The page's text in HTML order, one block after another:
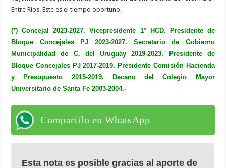
Entre Ríos. Este es el tiempo oportuno.
(*) Concejal 2023-2027. Vicepresidente 1° HCD. Presidente de
Bloque Concejales PJ 2023-2027. Secretario de Gobierno
Municipalidad de C. del Uruguay 2019-2023. Presidente de
Bloque Concejales PJ 2017-2019. Presidente Comisión Hacienda
y Presupuesto 2015-2019. Decano del Colegio Mayor
Universitario de Santa Fe 2003-2004.-
Compartilo en WhatsApp
Esta nota es posible gracias al aporte de